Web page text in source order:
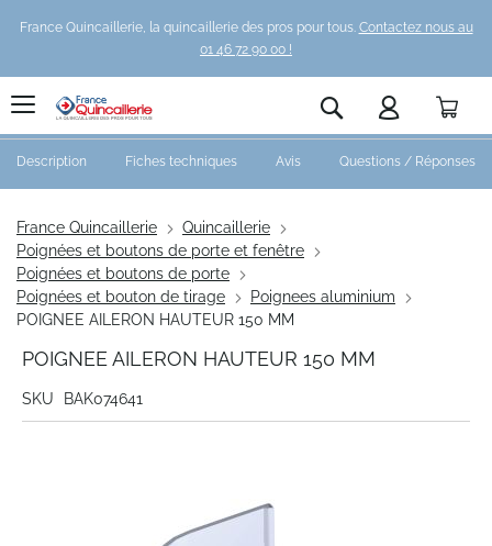
France Quincaillerie, la quincaillerie des pros pour tous. Contactez nous au
01 46 72 90 00 !
Rechercher
France Quincaillerie
Quincaillerie
Poignées et boutons de porte et fenêtre
Poignées et boutons de porte
Poignées et bouton de tirage
Poignees aluminium
POIGNEE AILERON HAUTEUR 150 MM
POIGNEE AILERON HAUTEUR 150 MM
SKU
BAK074641
Description Fiches techniques Avis Questions / Réponses